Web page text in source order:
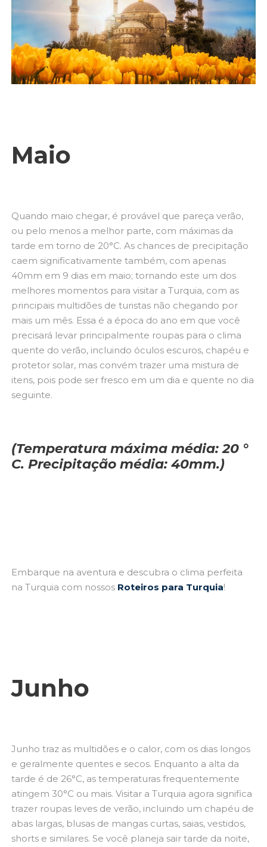
Maio
Quando maio chegar, é provável que pareça verão,
ou pelo menos a melhor parte, com máximas da
tarde em torno de 20°C. As chances de precipitação
caem significativamente também, com apenas
40mm em 9 dias em maio; tornando este um dos
melhores momentos para visitar a Turquia, com as
principais multidões de turistas não chegando por
mais um mês. Essa é a época do ano em que você
precisará levar principalmente roupas para o clima
quente do verão, incluindo óculos escuros, chapéu e
protetor solar, mas convém trazer uma mistura de
itens, pois pode ser fresco em um dia e quente no dia
seguinte.
(Temperatura máxima média: 20 °
C. Precipitação média: 40mm.)
Embarque na aventura e descubra o clima perfeita
na Turquia com nossos Roteiros para Turquia!
Junho
Junho traz as multidões e o calor, com os dias longos
e geralmente quentes e secos. Enquanto a alta da
tarde é de 26°C, as temperaturas frequentemente
atingem 30°C ou mais. Visitar a Turquia agora significa
trazer roupas leves de verão, incluindo um chapéu de
abas largas, blusas de mangas curtas, saias, vestidos,
shorts e similares. Se você planeja sair tarde da noite,